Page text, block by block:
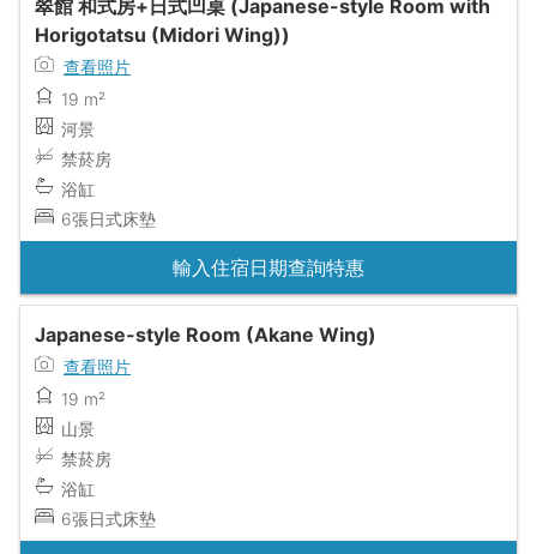
翠館 和式房+日式凹桌 (Japanese-style Room with
Horigotatsu (Midori Wing))
查看照片
19 m²
河景
禁菸房
浴缸
6張日式床墊
輸入住宿日期查詢特惠
Japanese-style Room (Akane Wing)
查看照片
19 m²
山景
禁菸房
浴缸
6張日式床墊